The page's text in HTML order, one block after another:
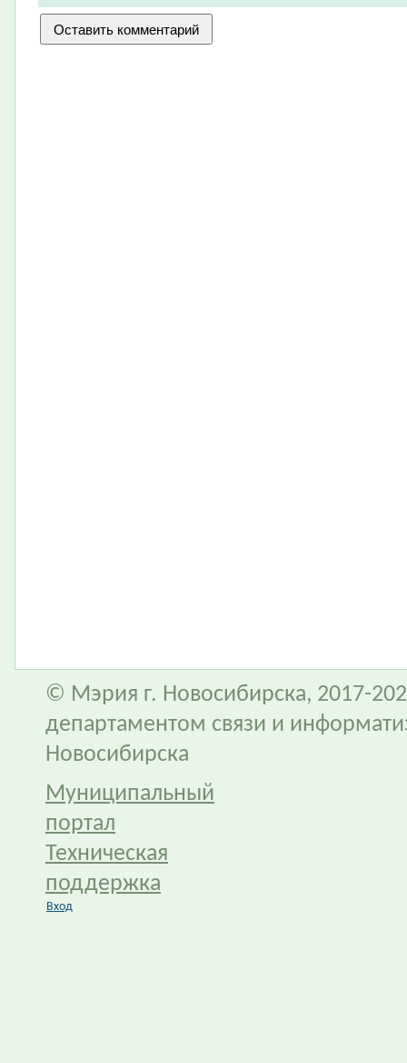
© Мэрия г. Новосибирска, 2017-
департаментом связи и
Новосибирска
Муниципальный
портал
Техническая
поддержка
Вход